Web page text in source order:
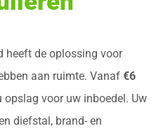
heeft de oplossing voor
aan ruimte. Vanaf €6
opslag voor uw inboedel. Uw
diefstal, brand- en